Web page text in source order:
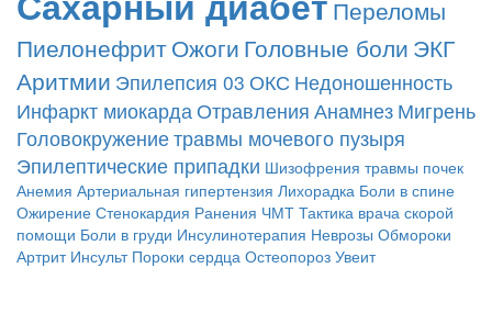
Переломы
ПиелонефритОжоги Головные боли ЭКГ
Аритмии Эпилепсия 03 ОКС Недоношенность
Инфаркт миокарда Отравления Анамнез Мигрень
Головокружениетравмы мочевого пузыря
Эпилептические припадки Шизофрения травмы почек
Анемия Артериальная гипертензия Лихорадка Боли в спине
Ожирение Стенокардия Ранения ЧМТ Тактика врача скорой
помощи Боли в груди Инсулинотерапия Неврозы Обмороки
Артрит Инсульт Пороки сердца Остеопороз Увеит